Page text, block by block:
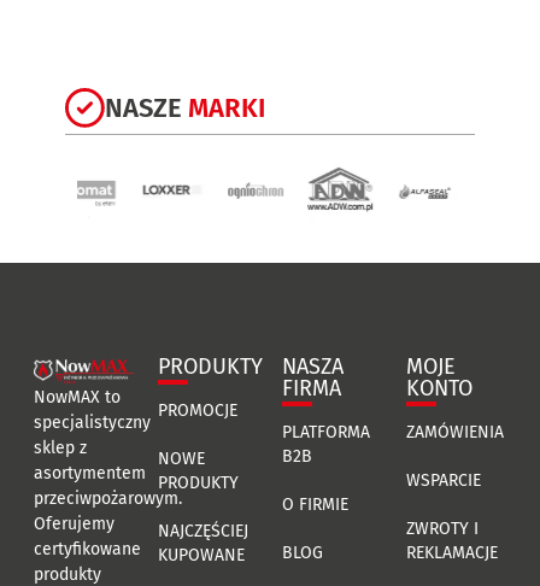
NASZE MARKI
NowMAX to
specjalistyczny
sklep z
asortymentem
przeciwpożarowym.
Oferujemy
certyfikowane
produkty
PRODUKTY
PROMOCJE
NOWE
PRODUKTY
NAJCZĘŚCIEJ
KUPOWANE
NASZA
FIRMA
PLATFORMA
B2B
O FIRMIE
BLOG
MOJE
KONTO
ZAMÓWIENIA
WSPARCIE
ZWROTY I
REKLAMACJE